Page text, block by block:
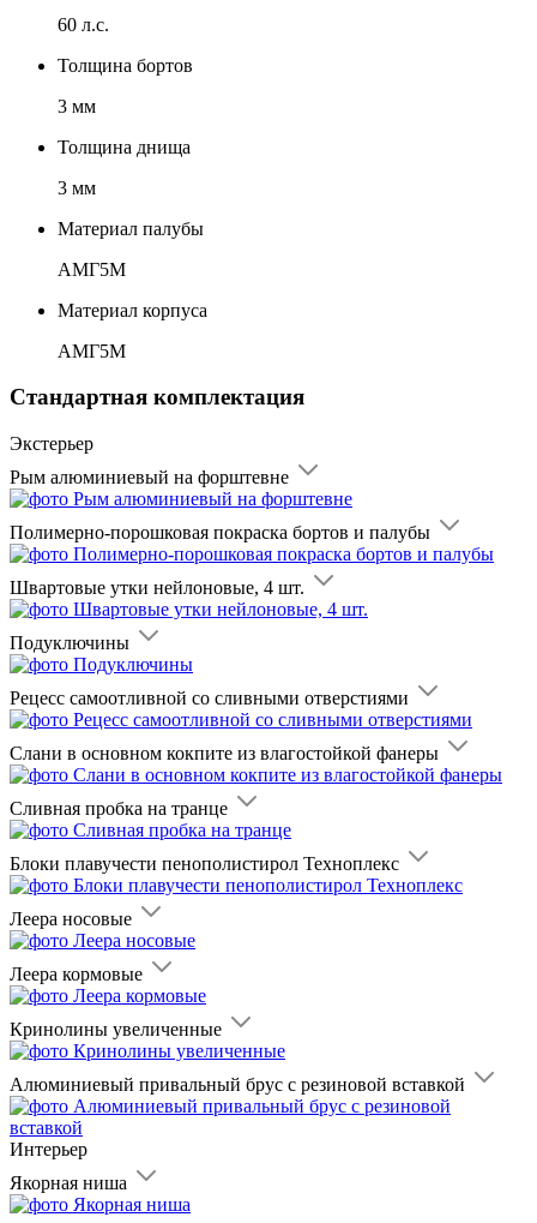
60 л.с.
Толщина бортов
3 мм
Толщина днища
3 мм
Материал палубы
АМГ5М
Материал корпуса
АМГ5М
Стандартная комплектация
Экстерьер
Рым алюминиевый на форштевне
Полимерно-порошковая покраска бортов и палубы
Швартовые утки нейлоновые, 4 шт.
Подуключины
Рецесс самоотливной со сливными отверстиями
Слани в основном кокпите из влагостойкой фанеры
Сливная пробка на транце
Блоки плавучести пенополистирол Техноплекс
Леера носовые
Леера кормовые
Кринолины увеличенные
Алюминиевый привальный брус с резиновой вставкой
Интерьер
Якорная ниша